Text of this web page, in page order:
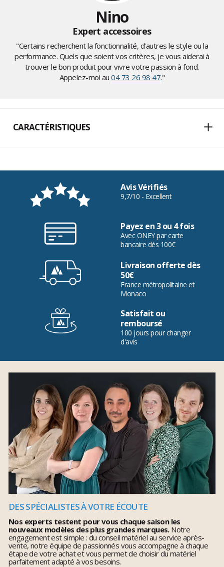
Nino
Expert accessoires
"Certains recherchent la fonctionnalité, d’autres le style ou la
performance. Quels que soient vos critères, je vous aiderai à
trouver le bon produit pour vivre votre passion à fond.
Appelez-moi au04 73 26 98 47."
CARACTÉRISTIQUES
Avis Vérifiés
9,7/10 - Excellent
Payez en 3 ou 4 fois
Avec ONEY par carte
bancaire dès 100€
Livraison offerte dès
50€
France métropolitaine et
Monaco
Satisfait ou
remboursé
100 jours pour changer
d'avis
DES SPÉCIALISTES À VOTRE ÉCOUTE
Nos experts testent pour vous chaque saison les
nouveaux modèles des plus grandes marques.Notre
engagement est simple : du conseil matériel au service après-
vente, notre équipe de passionnés vous accompagne à chaque
étape de votre achat et vous permet de choisir du matériel
parfaitement adapté à vos besoins.